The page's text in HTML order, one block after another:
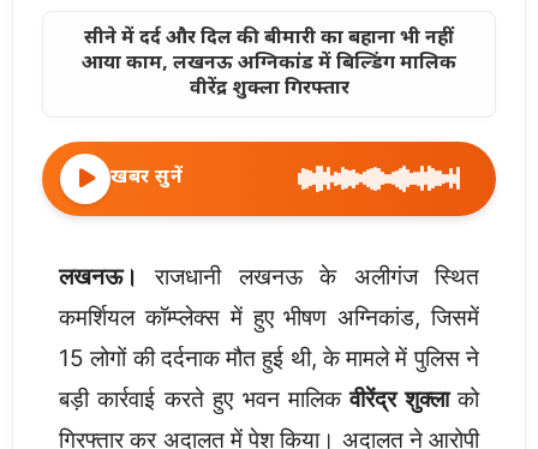
सीने में दर्द और दिल की बीमारी का बहाना भी नहीं
आया काम, लखनऊ अग्निकांड में बिल्डिंग मालिक
वीरेंद्र शुक्ला गिरफ्तार
खबर सुनें
लखनऊ।
राजधानी लखनऊ के अलीगंज स्थित
कमर्शियल कॉम्प्लेक्स में हुए भीषण अग्निकांड, जिसमें
15 लोगों की दर्दनाक मौत हुई थी, के मामले में पुलिस ने
बड़ी कार्रवाई करते हुए भवन मालिकवीरेंद्र शुक्लाको
गिरफ्तार कर अदालत में पेश किया। अदालत ने आरोपी